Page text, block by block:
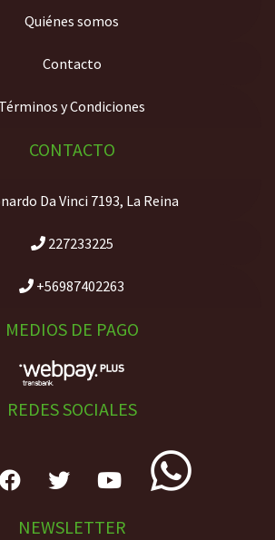
Quiénes somos
Contacto
Términos y Condiciones
CONTACTO
Da Vinci 7193, La Reina
227233225
+56987402263
MEDIOS DE PAGO
REDES SOCIALES
NEWSLETTER